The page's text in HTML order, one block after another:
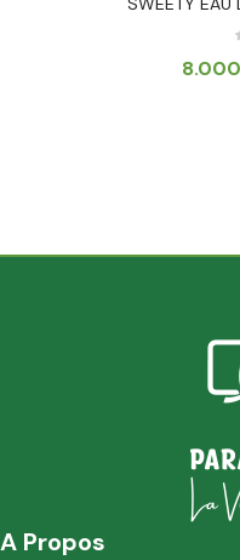
8.000
A Propos